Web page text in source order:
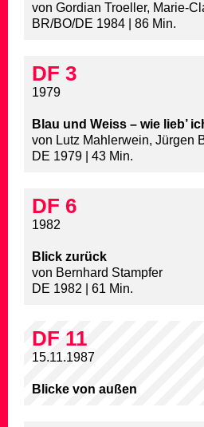
von Gordian Troeller, Marie-
BR/BO/DE 1984 | 86 Min.
DF 3
1979
Blau und Weiss – wie lieb’
von Lutz Mahlerwein, Jürgen
DE 1979 | 43 Min.
DF 6
1982
Blick zurück
von Bernhard Stampfer
DE 1982 | 61 Min.
DF 11
15.11.1987
Blicke von außen